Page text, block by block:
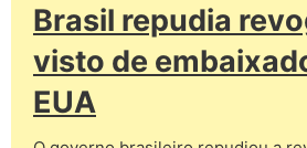
Brasil repudia
visto de
EUA